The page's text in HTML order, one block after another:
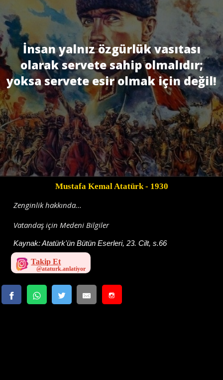
İnsan yalnız özgürlük vasıtası
olarak servete sahip olmalıdır;
yoksa servete esir olmak için değil!
Mustafa Kemal Atatürk- 1930
Zenginlik hakkında...
Vatandaş için Medeni Bilgiler
Kaynak:Atatürk'ün Bütün Eserleri, 23. Cilt, s.66
Takip Et